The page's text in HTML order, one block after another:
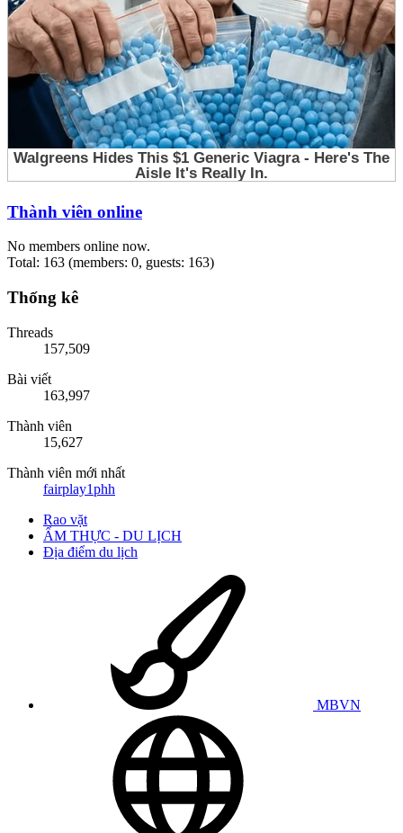
Thành viên online
No members online now.
Total: 163 (members: 0, guests: 163)
Thống kê
Threads
157,509
Bài viết
163,997
Thành viên
15,627
Thành viên mới nhất
fairplay1phh
Rao vặt
ẨM THỰC - DU LỊCH
Địa điểm du lịch
MBVN